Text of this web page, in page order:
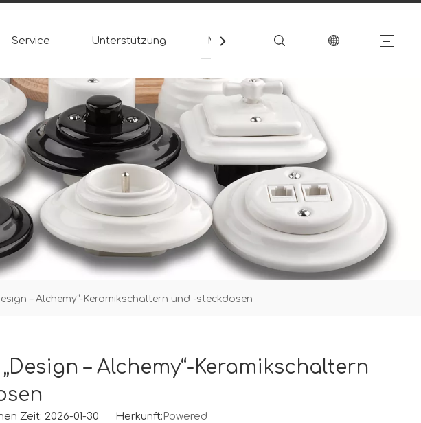
Service Unterstützung Medien
– Alchemy“-Keramikschaltern und -steckdosen
– Alchemy“-Keramikschaltern
Zeit: 2026-01-30 Herkunft: Powered